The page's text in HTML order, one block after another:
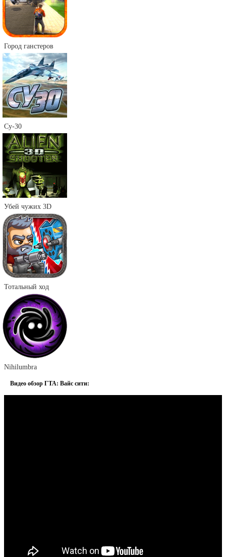
Город ганстеров
Су-30
Убей чужих 3D
Тотальный ход
Nihilumbra
Видео обзор ГТА: Вайс сити: